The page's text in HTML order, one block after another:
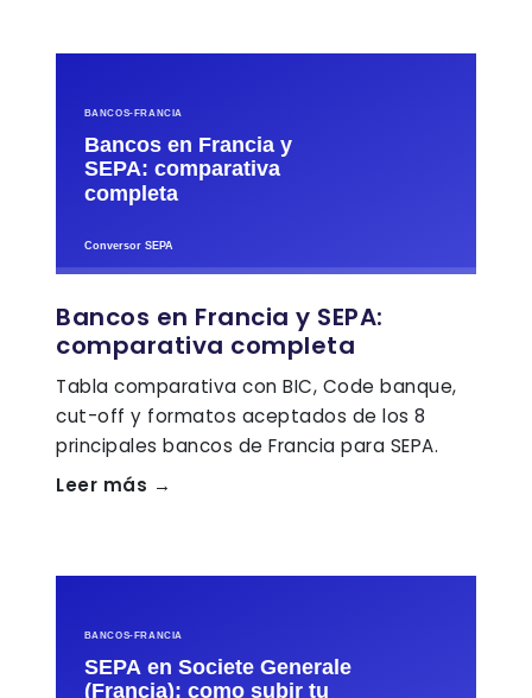
Bancos en Francia y SEPA:
comparativa completa
Tabla comparativa con BIC, Code banque,
cut-off y formatos aceptados de los 8
principales bancos de Francia para SEPA.
Leer más →